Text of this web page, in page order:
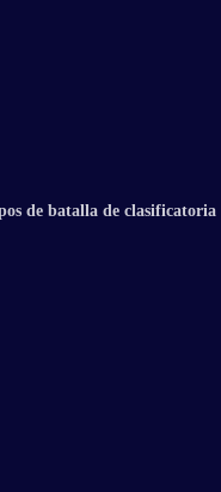
de batalla de clasificatoria